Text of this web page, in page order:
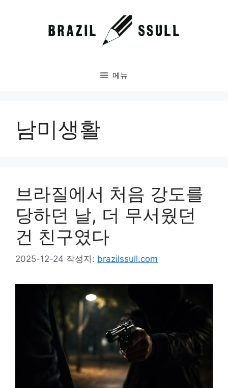
메뉴
남미생활
브라질에서 처음 강도를
당하던 날, 더 무서웠던
건 친구였다
2025-12-24 작성자: brazilssull.com